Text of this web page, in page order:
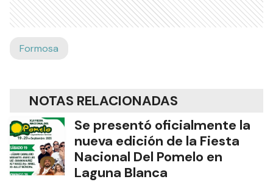
Formosa
NOTAS RELACIONADAS
Se presentó oficialmente la
nueva edición de la Fiesta
Nacional Del Pomelo en
Laguna Blanca